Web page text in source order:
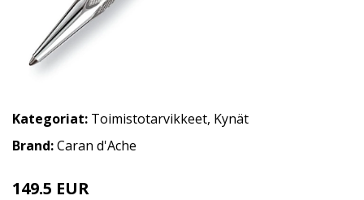
Kategoriat: Toimistotarvikkeet, Kynät
Brand:Caran d'Ache
149.5 EUR